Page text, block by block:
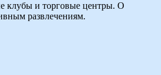
клубы и торговые центры. О
развлечениям.